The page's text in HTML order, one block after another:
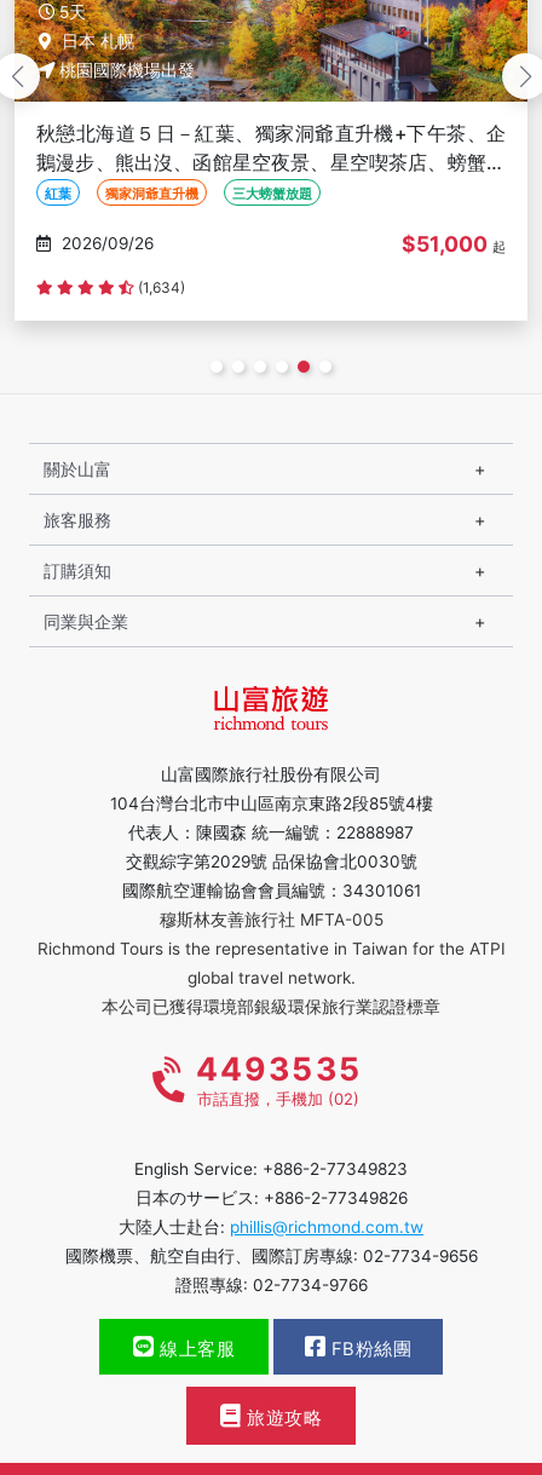
5天
日本 札幌
桃園國際機場出發
秋戀北海道５日－紅葉、獨家洞爺直升機+下午茶、企
鵝漫步、熊出沒、函館星空夜景、星空喫茶店、螃蟹壽
司、海膽、三大螃蟹放題
紅葉 獨家洞爺直升機 三大螃蟹放題
2026/09/26 $51,000 起
(1,634)
山富國際旅行社股份有限公司
104台灣台北市中山區南京東路2段85號4樓
代表人：陳國森 統一編號：22888987
交觀綜字第2029號 品保協會北0030號
國際航空運輸協會會員編號：34301061
穆斯林友善旅行社 MFTA-005
Richmond Tours is the representative in Taiwan for the ATPI
global travel network.
本公司已獲得環境部銀級環保旅行業認證標章
關於山富
旅客服務
訂購須知
同業與企業
4493535
市話直撥，手機加 (02)
English Service: +886-2-77349823
日本のサービス: +886-2-77349826
大陸人士赴台: phillis@richmond.com.tw
國際機票、航空自由行、國際訂房專線: 02-7734-9656
證照專線: 02-7734-9766
線上客服 FB粉絲團
旅遊攻略